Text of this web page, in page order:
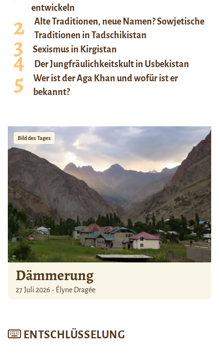
entwickeln
Alte Traditionen, neue Namen? Sowjetische
Traditionen in Tadschikistan
Sexismus in Kirgistan
Der Jungfräulichkeitskult in Usbekistan
Wer ist der Aga Khan und wofür ist er
bekannt?
Bild des Tages
Dämmerung
27 Juli 2026 - Élyne Dragée
ENTSCHLÜSSELUNG